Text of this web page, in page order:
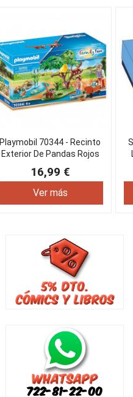
Playmobil 70344 - Recinto
Exterior De Pandas Rojos
16,99 €
Ver más